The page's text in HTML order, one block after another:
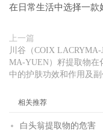
在日常生活中选择一款
上一篇
川谷（COIX LACRYMA-
MA-YUEN）籽提取物在
中的护肤功效和作用及副
相关推荐
白头翁提取物的危害